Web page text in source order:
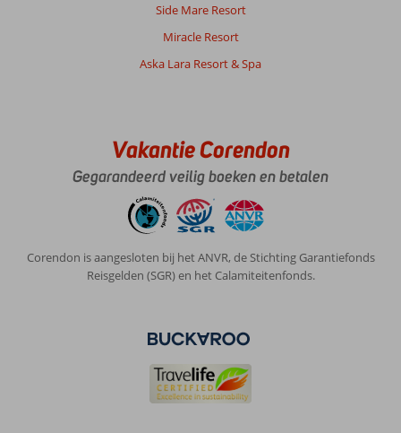
Side Mare Resort
Miracle Resort
Aska Lara Resort & Spa
Vakantie Corendon
Gegarandeerd veilig boeken en betalen
Corendon is aangesloten bij het ANVR, de Stichting Garantiefonds
Reisgelden (SGR) en het Calamiteitenfonds.